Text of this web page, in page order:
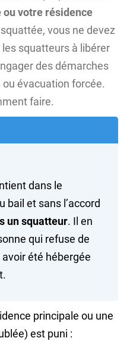
votre résidence
vous ne devez
squatteurs à libérer
des démarches
évacuation forcée.
faire.
dans le
bail et sans l’accord
un squatteur. Il en
qui refuse de
été hébergée
principale ou une
est puni :